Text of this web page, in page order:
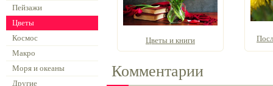
Пейзажи
Цветы
Космос
Макро
Моря и океаны
Другие
Цветы и книги
Комментарии